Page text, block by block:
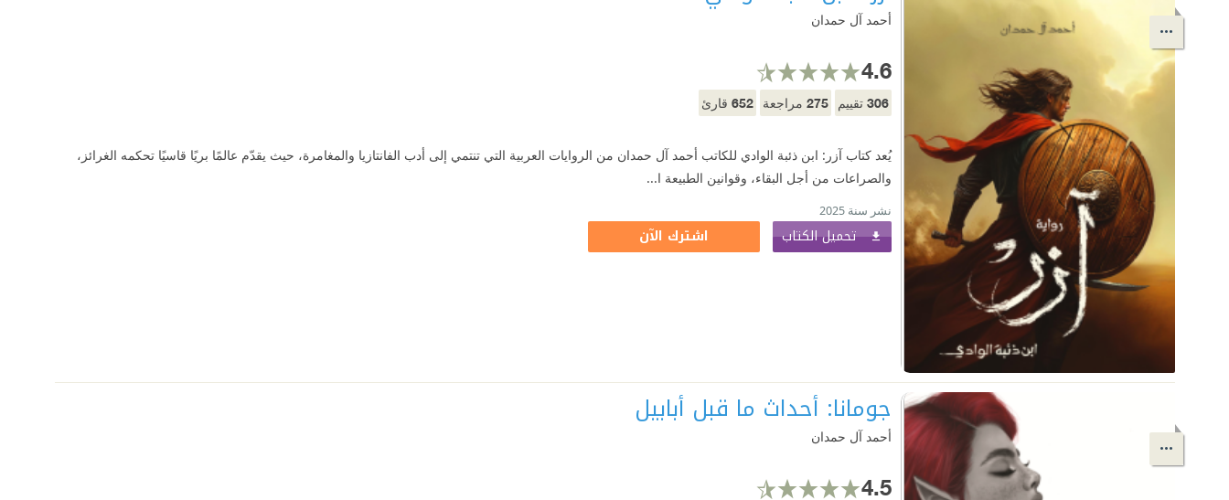
أحمد آل حمدان
4.6
306 تقييم 275 مراجعة 652 قارئ
يُعد كتاب آزر: ابن ذئبة الوادي للكاتب أحمد آل حمدان من الروايات العربية التي تنتمي إلى أدب الفانتازيا والمغامرة، حيث يقدّم عالمًا بريًا قاسيًا تحكمه الغرائز،
والصراعات من أجل البقاء، وقوانين الطبيعة ا...
نشر سنة 2025
تحميل الكتاب اشترك الآن
جومانا: أحداث ما قبل أبابيل
أحمد آل حمدان
4.5